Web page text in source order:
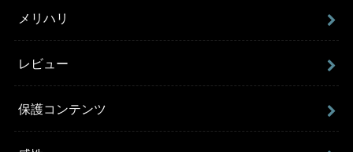
メリハリ
レビュー
保護コンテンツ